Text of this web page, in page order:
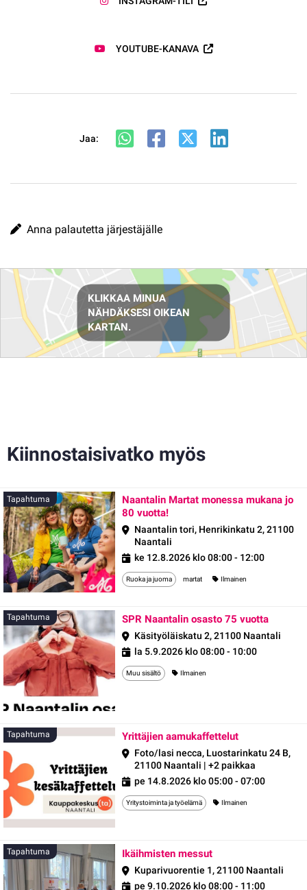
YOUTUBE-KANAVA
Jaa:
Anna palautetta järjestäjälle
Reittiohjeet
KLIKKAA MINUA
NÄHDÄKSESI OIKEAN
KARTAN.
Kiinnostaisivatko myös
Tapahtuma
Naantalin Martat monessa mukana jo
80 vuotta!
Naantalin tori, Henrikinkatu 2, 21100
Naantali
ke 12.8.2026 klo 08:00 - 12:00
Ruoka ja juoma martat Ilmainen
Tapahtuma SPR Naantalin osasto 75 vuotta
Käsityöläiskatu 2, 21100 Naantali
la 5.9.2026 klo 08:00 - 10:00
Muu sisältö Ilmainen
Tapahtuma Yrittäjien aamukaffettelutTapahtuma
Foto/lasi necca, Luostarinkatu 24 B,
21100 Naantali | +2 paikkaa
pe 14.8.2026 klo 05:00 - 07:00
Yritystoiminta ja työelämä Ilmainen
Tapahtuma Ikäihmisten messutTapahtuma
Kuparivuorentie 1, 21100 Naantali
pe 9.10.2026 klo 08:00 - 11:00